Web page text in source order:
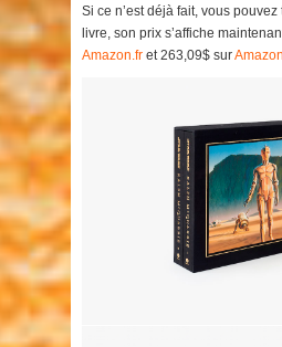
Si ce n’est déjà fait, vous
livre, son prix s’affiche
Amazon.fr et 263,09$ sur